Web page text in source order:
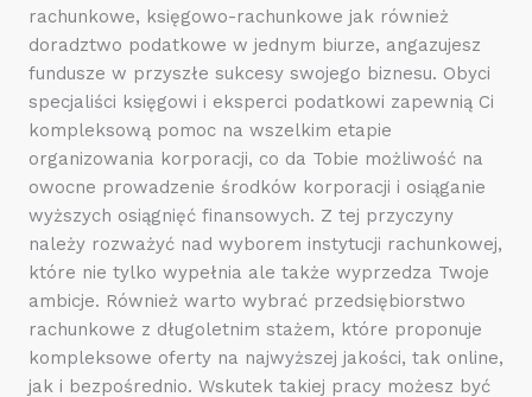
rachunkowe, księgowo-rachunkowe jak również
doradztwo podatkowe w jednym biurze, angazujesz
fundusze w przyszłe sukcesy swojego biznesu. Obyci
specjaliści księgowi i eksperci podatkowi zapewnią Ci
kompleksową pomoc na wszelkim etapie
organizowania korporacji, co da Tobie możliwość na
owocne prowadzenie środków korporacji i osiąganie
wyższych osiągnięć finansowych. Z tej przyczyny
należy rozważyć nad wyborem instytucji rachunkowej,
które nie tylko wypełnia ale także wyprzedza Twoje
ambicje. Również warto wybrać przedsiębiorstwo
rachunkowe z długoletnim stażem, które proponuje
kompleksowe oferty na najwyższej jakości, tak online,
jak i bezpośrednio. Wskutek takiej pracy możesz być